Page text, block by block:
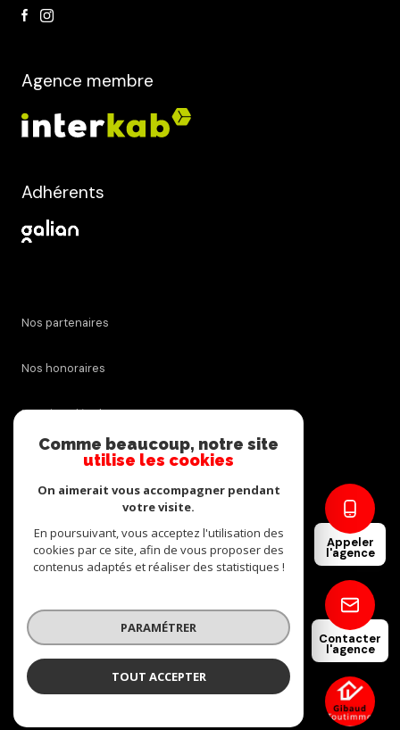
GIBAUD-TOUTIMMO
Appeler
l'agence
Contacter
l'agence
Agence membre
Adhérents
Nos partenaires
Nos honoraires
Mentions légales
Cookies
© 2026 | Tous droits réservés
Réalisé par
Comme beaucoup, notre site
utilise les cookies
On aimerait vous accompagner pendant
votre visite.
En poursuivant, vous acceptez l'utilisation des
cookies par ce site, afin de vous proposer des
contenus adaptés et réaliser des statistiques !
PARAMÉTRER
TOUT ACCEPTER